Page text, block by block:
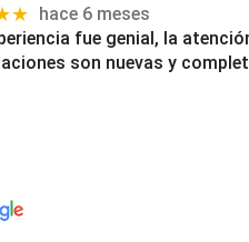
hace 6 meses
fue genial, la
son nuevas y